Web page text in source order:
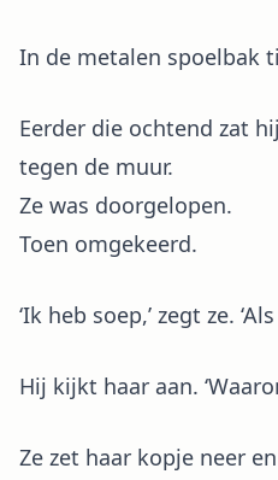
In de metalen spoelbak
Eerder die ochtend zat
tegen de muur.
Ze was doorgelopen.
Toen omgekeerd.
‘Ik heb soep,’ zegt ze.
Hij kijkt haar aan.
Ze zet haar kopje neer